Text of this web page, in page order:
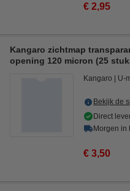
€ 2,95
Kangaro zichtmap
opening 120 micron (25
Kangaro U-
Bekijk de
Direct
Morgen in
€ 3,50